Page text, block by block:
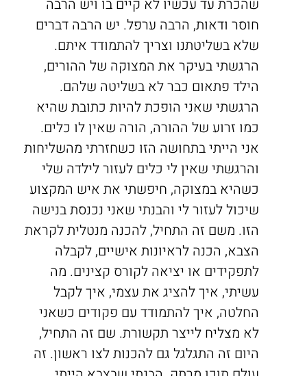
שהכרת עד עכשיו לא קיים בו ויש הרבה
חוסר ודאות, הרבה ערפל. יש הרבה דברים
שלא בשליטתנו וצריך להתמודד איתם.
הרגשתי בעיקר את המצוקה של ההורים,
הילד פתאום כבר לא בשליטה שלהם.
הרגשתי שאני הופכת להיות כתובת שהיא
כמו זרוע של ההורה, הורה שאין לו כלים.
אני הייתי בתחושה הזו כשחזרתי מהשליחות
והרגשתי שאין לי כלים לעזור לילדה שלי
כשהיא במצוקה, חיפשתי את איש המקצוע
שיכול לעזור לי והבנתי שאני נכנסת בנישה
הזו. משם זה התחיל, להכנה מנטלית לקראת
הצבא, הכנה לראיונות אישיים, לקבלה
לתפקידים או יציאה לקורס קצינים. מה
עשיתי, איך להציג את עצמי, איך לקבל
החלטה, איך להתמודד עם פקודים כשאני
לא מצליח לייצר תקשורת. שם זה התחיל,
היום זה התגלגל גם להכנות לצו ראשון. זה